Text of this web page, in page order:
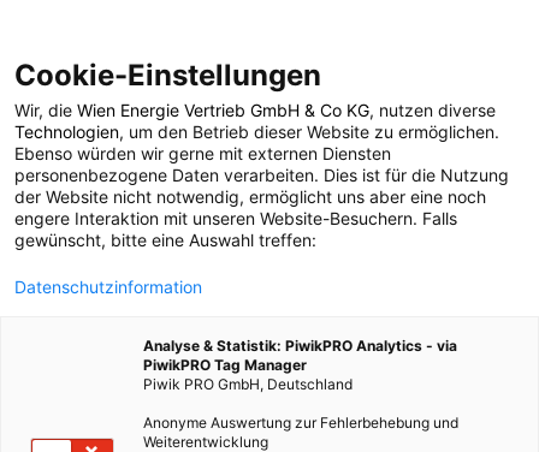
POSTS BY TAG
kumquats
1 BEITRAG
Cookie-Einstellungen
Wir, die Wien Energie Vertrieb GmbH & Co KG, nutzen diverse
Technologien, um den Betrieb dieser Website zu ermöglichen.
Ebenso würden wir gerne mit externen Diensten
personenbezogene Daten verarbeiten. Dies ist für die Nutzung
der Website nicht notwendig, ermöglicht uns aber eine noch
engere Interaktion mit unseren Website-Besuchern. Falls
gewünscht, bitte eine Auswahl treffen:
Datenschutzinformation
Analyse & Statistik: PiwikPRO Analytics - via
PiwikPRO Tag Manager
Piwik PRO GmbH, Deutschland
Anonyme Auswertung zur Fehlerbehebung und
Weiterentwicklung